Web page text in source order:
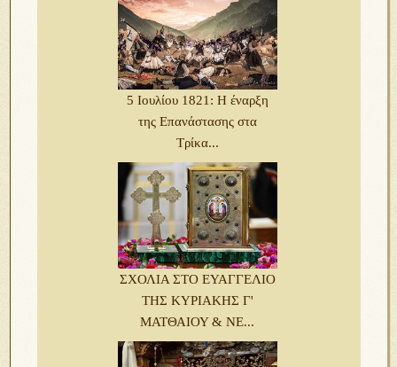
5 Ιουλίου 1821: Η έναρξη
της Επανάστασης στα
Τρίκα...
ΣΧΟΛΙΑ ΣΤΟ ΕΥΑΓΓΕΛΙΟ
ΤΗΣ ΚΥΡΙΑΚΗΣ Γ'
ΜΑΤΘΑΙΟΥ & ΝΕ...